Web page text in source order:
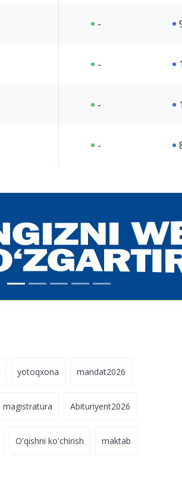
-
-
-
-
yotoqxona mandat2026
magistratura Abituriyent2026
O'qishni ko'chirish maktab